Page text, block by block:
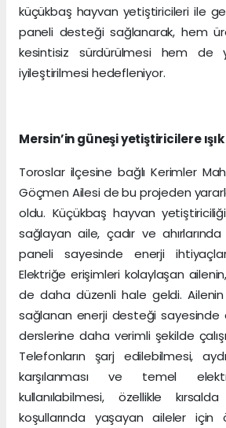
küçükbaş hayvan yetiştiricileri ile
paneli desteği sağlanarak, hem
kesintisiz sürdürülmesi hem de
iyileştirilmesi hedefleniyor.
Mersin’in güneşi yetiştiricilere
Toroslar ilçesine bağlı Kerimler
Göçmen Ailesi de bu projeden
oldu. Küçükbaş hayvan
sağlayan aile, çadır ve ahırlarında
paneli sayesinde enerji
Elektriğe erişimleri kolaylaşan
de daha düzenli hale geldi.
sağlanan enerji desteği sayesinde
derslerine daha verimli şekilde
Telefonların şarj edilebilmesi,
karşılanması ve temel
kullanılabilmesi, özellikle
koşullarında yaşayan aileler için